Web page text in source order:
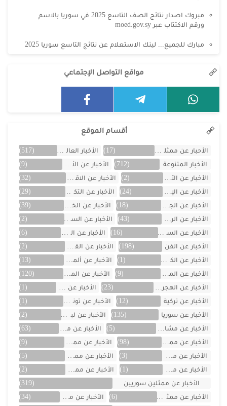
مبروك اصدار نتائج الصف التاسع 2025 في سوريا بالاسم
ورقم الاكتتاب عبر moed.gov.sy
مبارك للجميع... لينك الاستعلام عن نتائج التاسع سوريا 2025
مواقع التواصل الإجتماعي
أقسام الموقع
الأحبار عن ممثلين الخليج (17) الأخبار العالمية
(517)
الأخبار المتنوعة
(712) الأخبار عن الأردن
(9)
الأخبار عن الأفلام
(2) الأخبار عن الاقتصاد
(32)
الأخبار عن الإمارات
(24) الأخبار عن التكنولوجيا
(29)
الأخبار عن الجزائر
(18) الأخبار عن الخليج
(39)
الأخبار عن الرياضة
(43) الأخبار عن السعودية
(2)
الأخبار عن السيارات
(16) الأخبار عن العراق
(6)
الأخبار عن الفن
(198) الأخبار عن القصص
(2)
الأخبار عن الكويت
(1) الأخبار عن ألمانيا
(13)
الأخبار عن المسلسلات
(9) الأخبار عن المشاهير
(120)
الأخبار عن الهجرة والسفر
(23) الأخبار عن اليمن
(1)
الأخبار عن تركية
(12) الأخبار عن تونس
(1)
الأخبار عن سوريا
(135) الأخبار عن لبنان
(2)
الأخبار عن مشاهر الهند
(5) الأخبار عن مصر
(63)
الأخبار عن ممثلين اتراك
(98) الأخبار عن ممثلين الأجانب
(9)
الأخبار عن ممثلين الأردن
(3) الأخبار عن ممثلين المغرب
(5)
الأخبار عن ممثلين تونس
(1) الأخبار عن ممثلين جزائريين
(2)
الأخبار عن ممثلين سوريين
(319)
الأخبار عن ممثلين فلسطينين
(6) الأخبار عن ممثلين لبنان (34)